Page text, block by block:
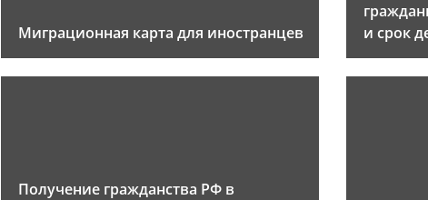
Миграционная карта для иностранцев
и срок
Получение гражданства РФ в